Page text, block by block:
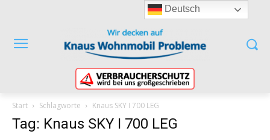
Start Schlagworte Knaus SKY I 700 LEG
Tag: Knaus SKY I 700 LEG
Deutsch